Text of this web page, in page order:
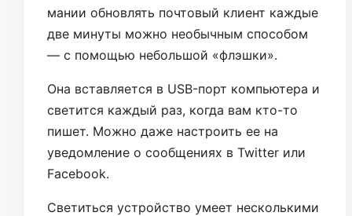
мании обновлять почтовый клиент каждые
две минуты можно необычным способом
— с помощью небольшой «флэшки».
Она вставляется в USB-порт компьютера и
светится каждый раз, когда вам кто-то
пишет. Можно даже настроить ее на
уведомление о сообщениях в Twitter или
Facebook.
Светиться устройство умеет несколькими